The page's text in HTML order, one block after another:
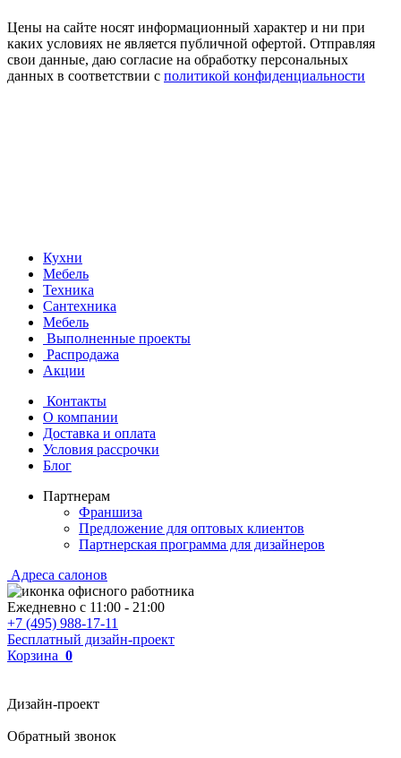
Цены на сайте носят информационный характер и ни при
каких условиях не является публичной офертой. Отправляя
свои данные, даю согласие на обработку персональных
данных в соответствии с политикой конфиденциальности
Кухни
Мебель
Техника
Сантехника
Мебель
Выполненные проекты
Распродажа
Акции
Контакты
О компании
Доставка и оплата
Условия рассрочки
Блог
Партнерам
Франшиза
Предложение для оптовых клиентов
Партнерская программа для дизайнеров
Адреса салонов
Ежедневно с 11:00 - 21:00
+7 (495) 988-17-11
Бесплатный дизайн-проект
Корзина 0
Дизайн-проект
Обратный звонок